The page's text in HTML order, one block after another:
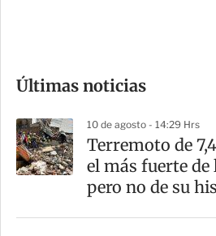
m
a
r
t
Últimas noticias
10 de agosto - 14:29 Hrs
Terremoto de
el más fuerte de
pero no de su